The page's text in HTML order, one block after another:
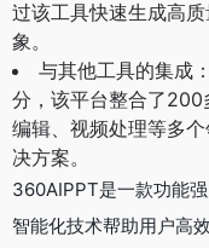
过该工具快速生成高
象。
与其他工具的集成
分，该平台整合了200
编辑、视频处理等多
决方案。
360AIPPT是一款功能
智能化技术帮助用户高